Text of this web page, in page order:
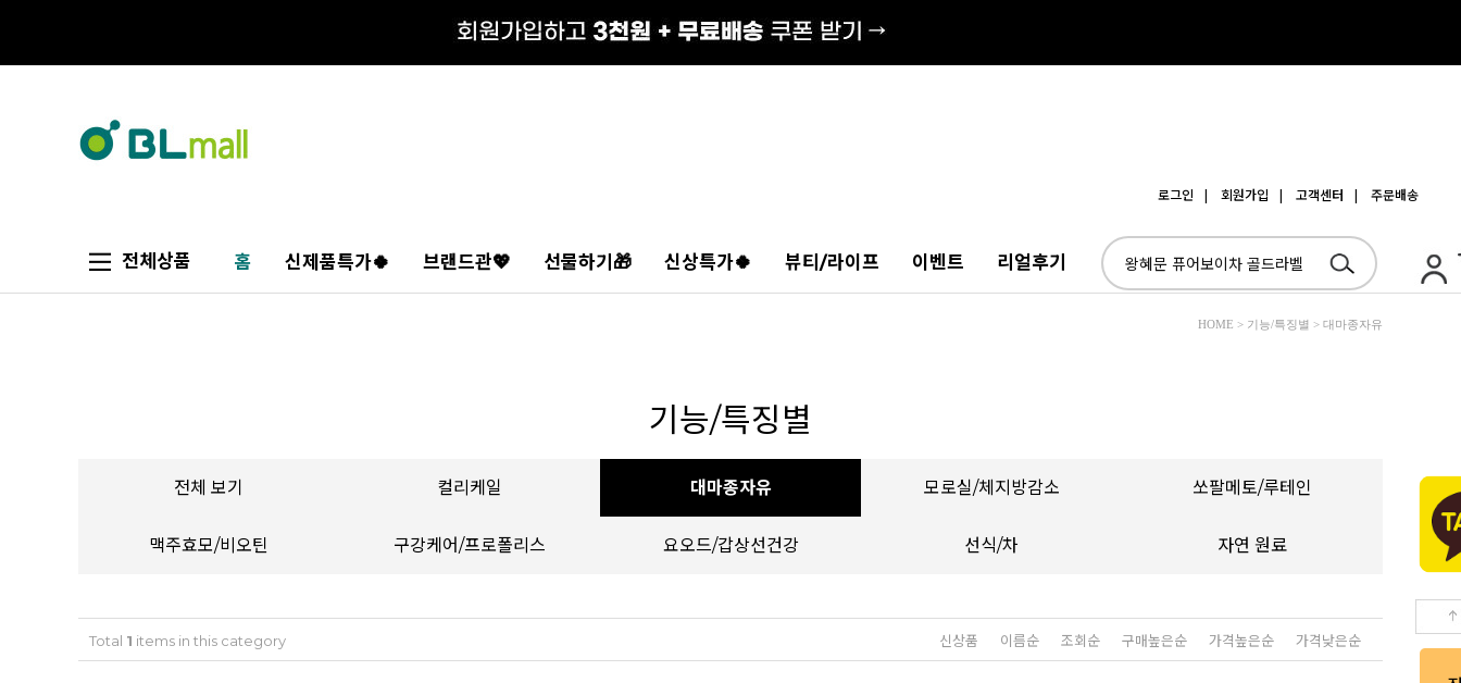
로그인 | 회원가입 | 고객센터 | 주문배송
전체상품 홈 신제품특가🍀 브랜드관💖 선물하기🎁 신상특가🍀 뷰티/라이프 이벤트 리얼후기
HOME > 기능/특징별 > 대마종자유
기능/특징별
전체 보기 컬리케일 대마종자유 모로실/체지방감소 쏘팔메토/루테인
맥주효모/비오틴 구강케어/프로폴리스 요오드/갑상선건강 선식/차 자연 원료
Total 1 items in this category 신상품 이름순 조회순 구매높은순 가격높은순 가격낮은순